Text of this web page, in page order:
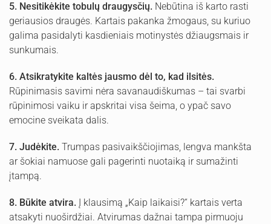
5. Nesitikėkite tobulų draugysčių. Nebūtina iš karto rasti
geriausios draugės. Kartais pakanka žmogaus, su kuriuo
galima pasidalyti kasdieniais motinystės džiaugsmais ir
sunkumais.
6. Atsikratykite kaltės jausmo dėl to, kad ilsitės.
Rūpinimasis savimi nėra savanaudiškumas – tai svarbi
rūpinimosi vaiku ir apskritai visa šeima, o ypač savo
emocine sveikata dalis.
7. Judėkite. Trumpas pasivaikščiojimas, lengva mankšta
ar šokiai namuose gali pagerinti nuotaiką ir sumažinti
įtampą.
8. Būkite atvira. Į klausimą „Kaip laikaisi?“ kartais verta
atsakyti nuoširdžiai. Atvirumas dažnai tampa pirmuoju